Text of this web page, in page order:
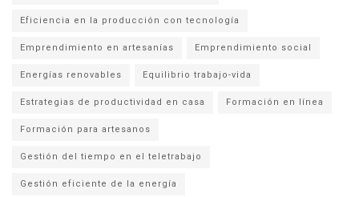
Eficiencia en la producción con tecnología
Emprendimiento en artesanías Emprendimiento social
Energías renovables Equilibrio trabajo-vida
Estrategias de productividad en casa Formación en línea
Formación para artesanos
Gestión del tiempo en el teletrabajo
Gestión eficiente de la energía